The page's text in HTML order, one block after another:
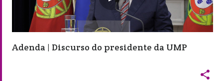
Adenda | Discurso do presidente da UMP
